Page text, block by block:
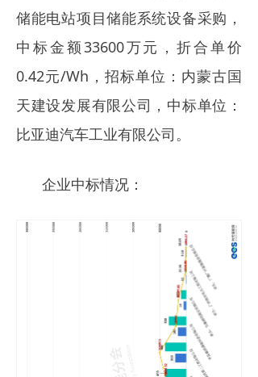
储能电站项目储能系统设备采购，
中标金额33600万元，折合单价
0.42元/Wh，招标单位：内蒙古国
天建设发展有限公司，中标单位：
比亚迪汽车工业有限公司。
企业中标情况：